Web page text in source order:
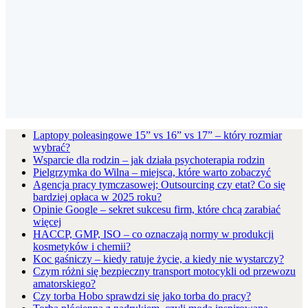
Laptopy poleasingowe 15” vs 16” vs 17” – który rozmiar
wybrać?
Wsparcie dla rodzin – jak działa psychoterapia rodzin
Pielgrzymka do Wilna – miejsca, które warto zobaczyć
Agencja pracy tymczasowej; Outsourcing czy etat? Co się
bardziej opłaca w 2025 roku?
Opinie Google – sekret sukcesu firm, które chcą zarabiać
więcej
HACCP, GMP, ISO – co oznaczają normy w produkcji
kosmetyków i chemii?
Koc gaśniczy – kiedy ratuje życie, a kiedy nie wystarczy?
Czym różni się bezpieczny transport motocykli od przewozu
amatorskiego?
Czy torba Hobo sprawdzi się jako torba do pracy?